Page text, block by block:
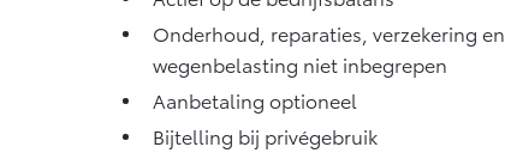
Onderhoud, reparaties, verzekering en
wegenbelasting niet inbegrepen
Aanbetaling optioneel
Bijtelling bij privégebruik